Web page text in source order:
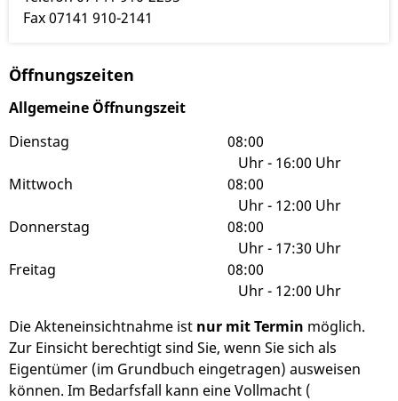
Fax07141 910-2141
Öffnungszeiten
Allgemeine Öffnungszeit
Dienstag
08:00
Uhr- 16:00 Uhr
Mittwoch
08:00
Uhr- 12:00 Uhr
Donnerstag
08:00
Uhr- 17:30 Uhr
Freitag
08:00
Uhr- 12:00 Uhr
Die Akteneinsichtnahme ist nur mit Termin möglich.
Zur Einsicht berechtigt sind Sie, wenn Sie sich als
Eigentümer (im Grundbuch eingetragen) ausweisen
können. Im Bedarfsfall kann eine Vollmacht (